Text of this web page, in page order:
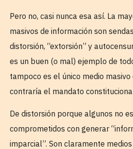
Pero no, casi nunca esa así. La
masivos de información son
distorsión, “extorsión” y
es un buen (o mal) ejemplo de
tampoco es el único medio
contraría el mandato
De distorsión porque algunos no
comprometidos con generar
imparcial”. Son claramente